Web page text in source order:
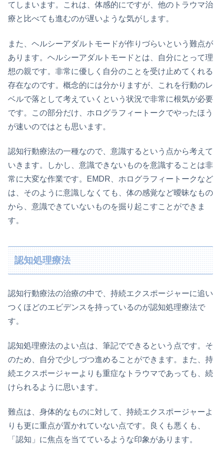
てしまいます。これは、体感的にですが、他のトラウマ治
療と比べても進むのが遅いような気がします。
また、ヘルシーアダルトモードが作りづらいという難点が
あります。ヘルシーアダルトモードとは、自分にとって理
想の親です。非常に優しく自分のことを受け止めてくれる
存在なのです。概念的には分かりますが、これを行動のレ
ベルで落として考えていくという状況で非常に根気が必要
です。この部分だけ、ホログラフィートークでやったほう
が速いのではとも思います。
認知行動療法の一種なので、意識するという点から考えて
いきます。しかし、意識できないものを意識することは非
常に大変な作業です。EMDR、ホログラフィートークなど
は、そのように意識しなくても、体の感覚など曖昧なもの
から、意識できていないものを掘り起こすことができま
す。
認知処理療法
認知行動療法の治療の中で、持続エクスポージャーに追い
つくほどのエビデンスを持っているのが認知処理療法で
す。
認知処理療法のよい点は、筆記でできるという点です。そ
のため、自分で少しづつ進めることができます。また、持
続エクスポージャーよりも重症なトラウマであっても、続
けられるように思います。
難点は、身体的なものに対して、持続エクスポージャーよ
りも更に重点が置かれていない点です。良くも悪くも、
「認知」に焦点を当てているような印象があります。